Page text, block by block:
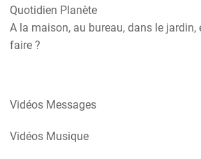
Quotidien Planète
A la maison, au bureau, dans le jardin,
faire ?
Vidéos Messages
Vidéos Musique